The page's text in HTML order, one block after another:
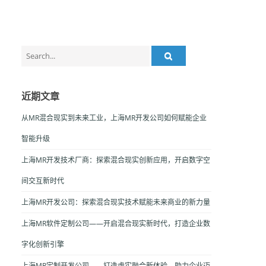
for:
近期文章
从MR混合现实到未来工业，上海MR开发公司如何赋能企业
智能升级
上海MR开发技术厂商：探索混合现实创新应用，开启数字空
间交互新时代
上海MR开发公司：探索混合现实技术赋能未来商业的新力量
上海MR软件定制公司——开启混合现实新时代，打造企业数
字化创新引擎